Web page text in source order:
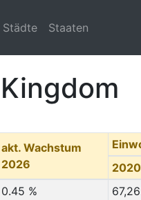
Städte Staaten
akt. Wachstum
2026
2020
0.45 %